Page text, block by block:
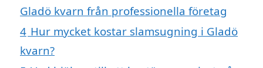
Gladö kvarn från professionella företag
4 Hur mycket kostar slamsugning i Gladö
kvarn?